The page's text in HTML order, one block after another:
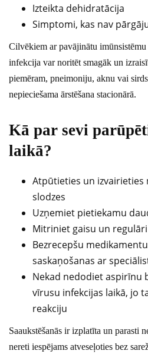
Izteikta dehidratācija
Simptomi, kas nav
Cilvēkiem ar pavājinātu
infekcija var noritēt smagāk un
piemēram, pneimoniju, aknu vai
nepieciešama ārstēšana stacionārā.
Kā par sevi
laikā?
Atpūtieties un izvairieties
slodzes
Uzņemiet pietiekamu
Mitriniet gaisu un
Bezrecepšu
saskaņošanas ar
Nekad nedodiet aspirīnu
vīrusu infekcijas laikā, jo
reakciju
Saaukstēšanās ir izplatīta un parasti
nereti iespējams atveseļoties bez